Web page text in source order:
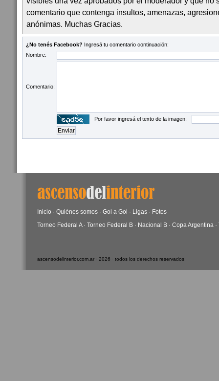
comentario que contenga insultos, amenazas,
anónimas. Muchas Gracias.
¿No tenés Facebook? Ingresá tu comentario continuación:
Nombre:
Comentario:
Por favor ingresá el texto de la imagen:
Inicio · Quiénes somos · Gol a Gol · Ligas · Fotos
Torneo Federal A· Torneo Federal B · Nacional B · Copa Argentina ·
ascensodelinterior.com.ar · 2026 · todos los derechos reservados